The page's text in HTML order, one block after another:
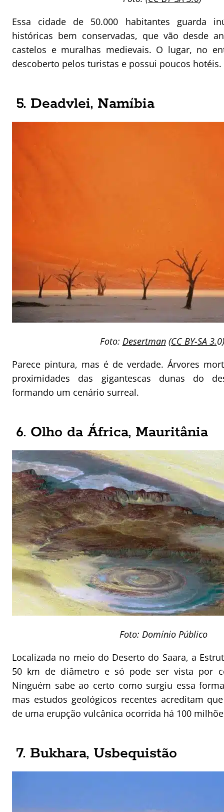
Essa cidade de 50.000 habitantes guarda
históricas bem conservadas, que vão desde
castelos e muralhas medievais. O lugar, no
descoberto pelos turistas e possui poucos hotéis.
5. Deadvlei, Namíbia
Foto: Desertman(CC BY-SA 3.0)
Parece pintura, mas é de verdade. Árvores
proximidades das gigantescas dunas do
formando um cenário surreal.
6. Olho da África, Mauritânia
Foto: Domínio Público
Localizada no meio do Deserto do Saara, a
50 km de diâmetro e só pode ser vista por
Ninguém sabe ao certo como surgiu essa
mas estudos geológicos recentes acreditam
de uma erupção vulcânica ocorrida há 100
7. Bukhara, Usbequistão